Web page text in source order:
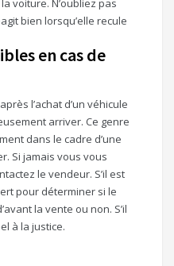
voiture. N’oubliez pas
bien lorsqu’elle recule
en cas de
l’achat d’un véhicule
arriver. Ce genre
dans le cadre d’une
Si jamais vous vous
le vendeur. S’il est
pour déterminer si le
la vente ou non. S’il
à la justice.